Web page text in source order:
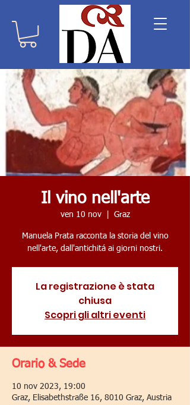
Il vino nell'arte
ven 10 nov
  |
Graz
Manuela Prata racconta la storia del vino
nell'arte, dall'antichitá ai giorni nostri.
La registrazione è stata
chiusa
Scopri gli altri eventi
Orario & Sede
10 nov 2023, 19:00
Graz, Elisabethstraße 16, 8010 Graz, Austria